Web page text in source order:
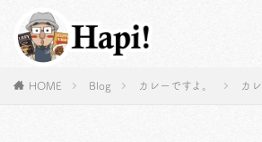
HOME Blog カレーですよ。 カ